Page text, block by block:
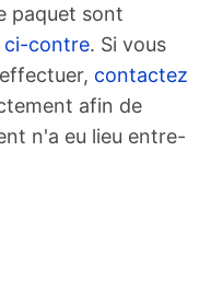
paquet sont
ci-contre. Si vous
contactez
afin de
n'a eu lieu entre-